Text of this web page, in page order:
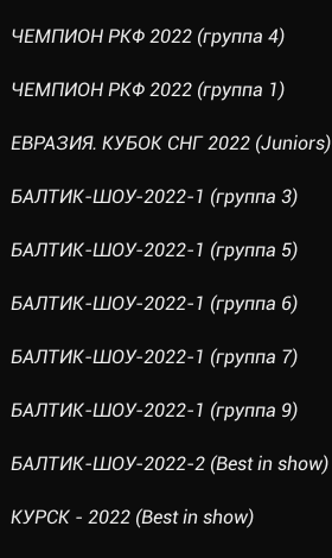
ЧЕМПИОН РКФ 2022 (группа 4)
ЧЕМПИОН РКФ 2022 (группа 1)
ЕВРАЗИЯ. КУБОК СНГ 2022 (Juniors)
БАЛТИК-ШОУ-2022-1 (группа 3)
БАЛТИК-ШОУ-2022-1 (группа 5)
БАЛТИК-ШОУ-2022-1 (группа 6)
БАЛТИК-ШОУ-2022-1 (группа 7)
БАЛТИК-ШОУ-2022-1 (группа 9)
БАЛТИК-ШОУ-2022-2 (Best in show)
КУРСК - 2022 (Best in show)